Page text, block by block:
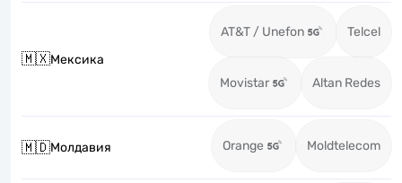
🇲🇽Мексика
AT&T / Unefon Telcel
Movistar Altan Redes
🇲🇩Молдавия Orange Moldtelecom